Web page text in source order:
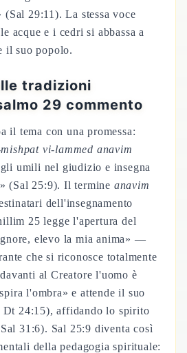
(Sal 29:11). La stessa voce
acque e i cedri si abbassa a
il suo popolo.
tradizioni
29 commento
il tema con una promessa:
vi-lammed anavim
umili nel giudizio e insegna
(Sal 25:9). Il termine anavim
dell'insegnamento
25 legge l'apertura del
elevo la mia anima» —
che si riconosce totalmente
al Creatore l'uomo è
l'ombra» e attende il suo
24:15), affidando lo spirito
31:6). Sal 25:9 diventa così
della pedagogia spirituale: